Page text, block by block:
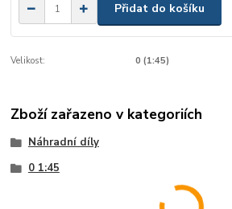
Přidat do košíku
Velikost: 0 (1:45)
Zboží zařazeno v kategoriích
Náhradní díly
0 1:45